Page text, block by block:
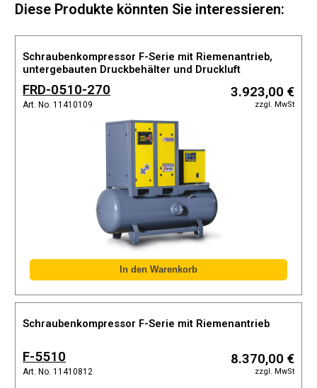
Diese Produkte könnten Sie interessieren:
Schraubenkompressor F-Serie mit Riemenantrieb,
untergebauten Druckbehälter und Druckluft
Kältetrockner
FRD-0510-270
Art. No. 11410109
3.923,00 €
zzgl. MwSt
Schraubenkompressor F-Serie mit Riemenantrieb
F-5510
Art. No. 11410812
8.370,00 €
zzgl. MwSt